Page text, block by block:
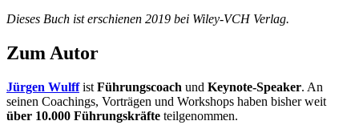
Dieses Buch ist erschienen 2019 bei Wiley-VCH Verlag.
Zum Autor
Jürgen Wulffist Führungscoach und Keynote-Speaker. An
seinen Coachings, Vorträgen und Workshops haben bisher weit
über 10.000 Führungskräfte teilgenommen.